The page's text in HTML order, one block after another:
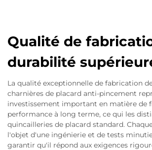
Qualité de
durabilité
La qualité exceptionnelle de fabrication
charnières de placard anti-pincement
investissement important en matière de
performance à long terme, ce qui les
quincailleries de placard standard.
l'objet d'une ingénierie et de tests
garantir qu'il répond aux exigences